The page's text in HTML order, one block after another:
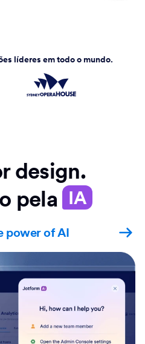
líderes em todo o mundo.
design.
pela IA
power of AI